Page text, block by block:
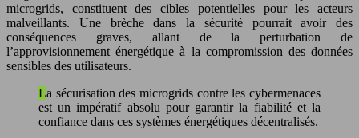
microgrids, constituent des cibles potentielles pour les acteurs
malveillants. Une brèche dans la sécurité pourrait avoir des
conséquences graves, allant de la perturbation de
l’approvisionnement énergétique à la compromission des données
sensibles des utilisateurs.
La sécurisation des microgrids contre les cybermenaces
est un impératif absolu pour garantir la fiabilité et la
confiance dans ces systèmes énergétiques décentralisés.